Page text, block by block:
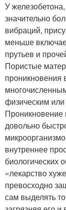
У
значительно
вибраций,
меньше
прутьев и
Пористые
проникновения
физическим
Проникновение
довольно
внутреннее
биологических
«лекарство
превосходно
сам выделять